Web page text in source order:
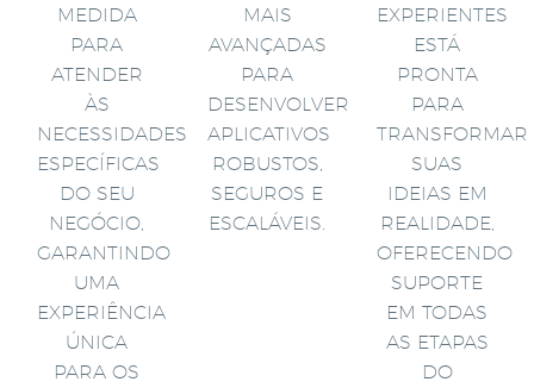
MEDIDA
PARA
ATENDER
ÀS
NECESSIDADES
ESPECÍFICAS
DO SEU
NEGÓCIO,
GARANTINDO
UMA
EXPERIÊNCIA
ÚNICA
PARA OS
MAIS
AVANÇADAS
PARA
DESENVOLVER
APLICATIVOS
ROBUSTOS,
SEGUROS E
ESCALÁVEIS.
EXPERIENTES
ESTÁ
PRONTA
PARA
TRANSFORMAR
SUAS
IDEIAS EM
REALIDADE,
OFERECENDO
SUPORTE
EM TODAS
AS ETAPAS
DO